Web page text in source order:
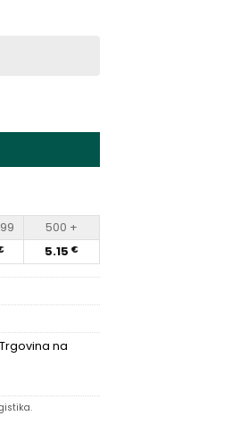
Vape Wholesale
500 +
5.15 €
Trgovina na